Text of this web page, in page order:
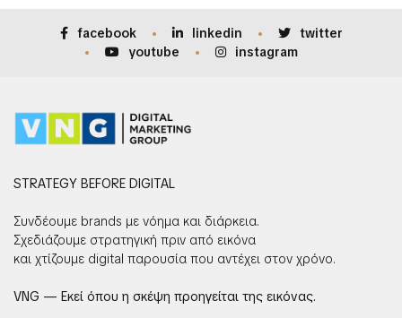
facebook linkedin
twitter
youtube
instagram
STRATEGY BEFORE DIGITAL
Συνδέουμε brands με νόημα και διάρκεια.
Σχεδιάζουμε στρατηγική πριν από εικόνα
και χτίζουμε digital παρουσία που αντέχει στον χρόνο.
VNG — Εκεί όπου η σκέψη προηγείται της εικόνας.